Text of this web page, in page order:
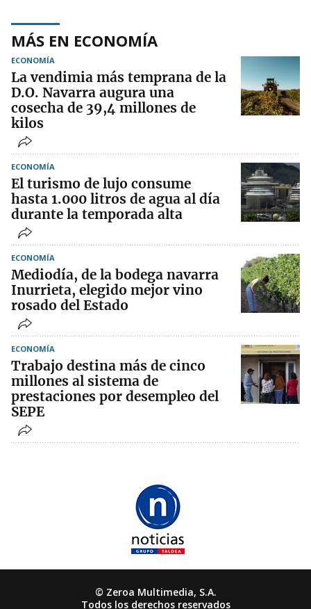
MÁS EN ECONOMÍA
ECONOMÍA
La vendimia más temprana de la
D.O. Navarra augura una
cosecha de 39,4 millones de
kilos
ECONOMÍA
El turismo de lujo consume
hasta 1.000 litros de agua al día
durante la temporada alta
ECONOMÍA
Mediodía, de la bodega navarra
Inurrieta, elegido mejor vino
rosado del Estado
ECONOMÍA
Trabajo destina más de cinco
millones al sistema de
prestaciones por desempleo del
SEPE
© Zeroa Multimedia, S.A.
Todos los derechos reservados